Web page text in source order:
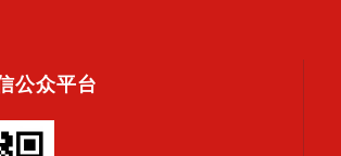
公众平台